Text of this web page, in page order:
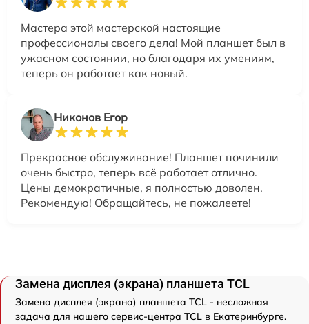
Мастера этой мастерской настоящие
профессионалы своего дела! Мой планшет был в
ужасном состоянии, но благодаря их умениям,
теперь он работает как новый.
Никонов Егор
Прекрасное обслуживание! Планшет починили
очень быстро, теперь всё работает отлично.
Цены демократичные, я полностью доволен.
Рекомендую! Обращайтесь, не пожалеете!
Замена дисплея (экрана) планшета TCL
Замена дисплея (экрана) планшета TCL - несложная
задача для нашего сервис-центра TCL в Екатеринбурге.